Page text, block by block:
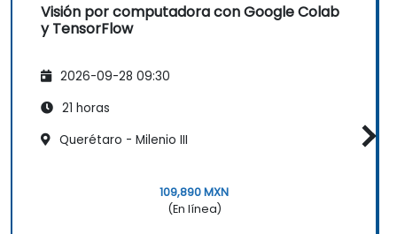
Visión por computadora con Google Colab
y TensorFlow
2026-09-28 09:30
21 horas
Querétaro - Milenio III
109,890 MXN
(En línea)